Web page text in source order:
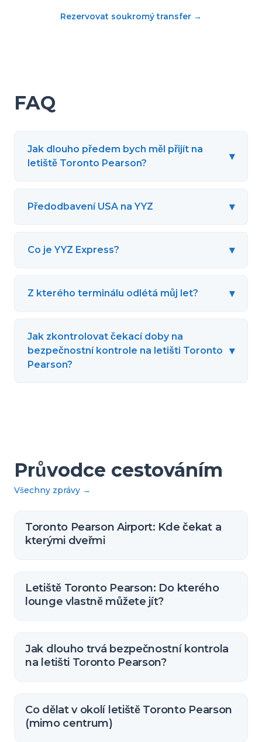
Rezervovat soukromý transfer →
FAQ
Jak dlouho předem bych měl přijít na
letiště Toronto Pearson?
▾
Předodbavení USA na YYZ ▾
Co je YYZ Express? ▾
Z kterého terminálu odlétá můj let? ▾
Jak zkontrolovat čekací doby na
bezpečnostní kontrole na letišti Toronto
Pearson?
▾
Průvodce cestováním
Všechny zprávy →
Toronto Pearson Airport: Kde čekat a
kterými dveřmi
Letiště Toronto Pearson: Do kterého
lounge vlastně můžete jít?
Jak dlouho trvá bezpečnostní kontrola
na letišti Toronto Pearson?
Co dělat v okolí letiště Toronto Pearson
(mimo centrum)